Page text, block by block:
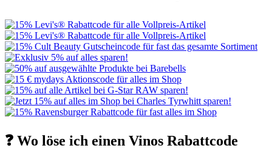
❓ Wo löse ich einen Vinos Rabattcode